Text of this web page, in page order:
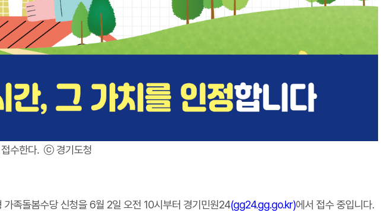
접수한다. ⓒ 경기도청
가족돌봄수당 신청을 6월 2일 오전 10시부터 경기민원24(gg24.gg.go.kr)에서 접수 중입니다.